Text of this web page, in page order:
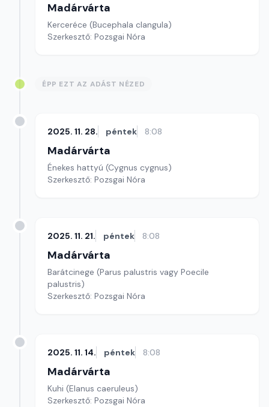
Madárvárta
Kerceréce (Bucephala clangula)
Szerkesztő: Pozsgai Nóra
ÉPP EZT AZ ADÁST NÉZED
2025. 11. 28. péntek 8:08
Madárvárta
Énekes hattyú (Cygnus cygnus)
Szerkesztő: Pozsgai Nóra
2025. 11. 21. péntek 8:08
Madárvárta
Barátcinege (Parus palustris vagy Poecile
palustris)
Szerkesztő: Pozsgai Nóra
2025. 11. 14. péntek 8:08
Madárvárta
Kuhi (Elanus caeruleus)
Szerkesztő: Pozsgai Nóra